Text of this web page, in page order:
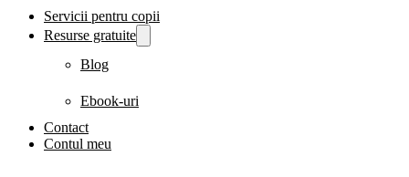
Servicii pentru copii
Resurse gratuite
Blog
Ebook-uri
Contact
Contul meu